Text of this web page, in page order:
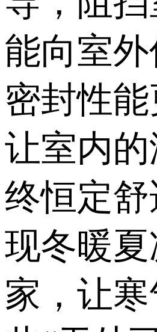
效应，
低室内外
导，阻挡
能向室
密封性
让室内
终恒定舒